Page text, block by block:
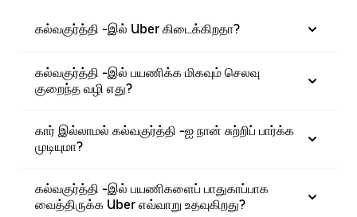
கல்வகுர்த்தி -இல் Uber கிடைக்கிறதா?
கல்வகுர்த்தி -இல் பயணிக்க மிகவும் செலவு
குறைந்த வழி எது?
கார் இல்லாமல் கல்வகுர்த்தி -ஐ நான் சுற்றிப் பார்க்க
முடியுமா?
கல்வகுர்த்தி -இல் பயணிகளைப் பாதுகாப்பாக
வைத்திருக்க Uber எவ்வாறு உதவுகிறது?